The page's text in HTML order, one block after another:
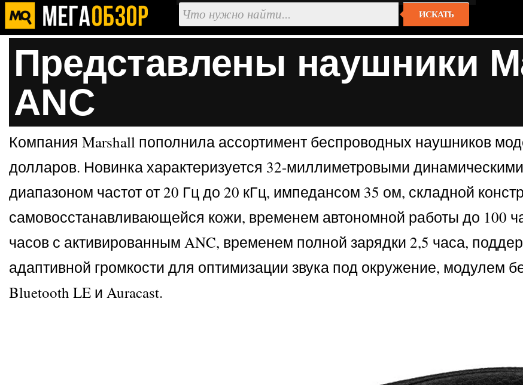
ИСКАТЬ
Представлены наушники
ANC
Компания Marshall пополнила ассортимент беспроводных наушников
долларов. Новинка характеризуется 32-миллиметровыми
диапазоном частот от 20 Гц до 20 кГц, импедансом 35 ом, складной
самовосстанавливающейся кожи, временем автономной работы до
часов с активированным ANC, временем полной зарядки 2,5 часа,
адаптивной громкости для оптимизации звука под окружение, модулем
Bluetooth LE и Auracast.